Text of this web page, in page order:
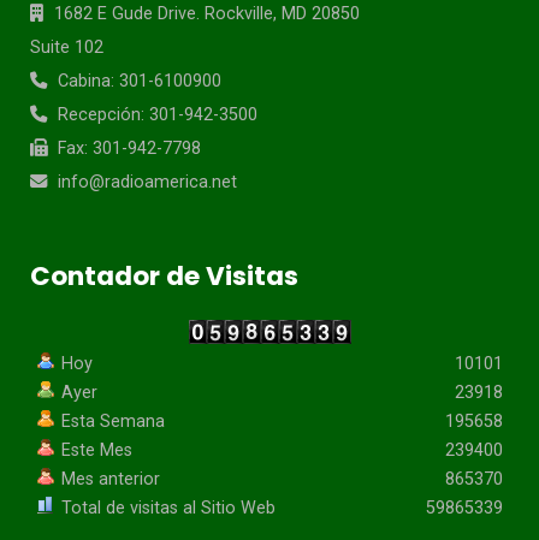
1682 E Gude Drive. Rockville, MD 20850
Suite 102
Cabina: 301-6100900
Recepción: 301-942-3500
Fax: 301-942-7798
info@radioamerica.net
Contador de Visitas
Hoy
Ayer
Esta Semana
Este Mes
Mes anterior
Total de visitas al Sitio Web
10101
23918
195658
239400
865370
59865339